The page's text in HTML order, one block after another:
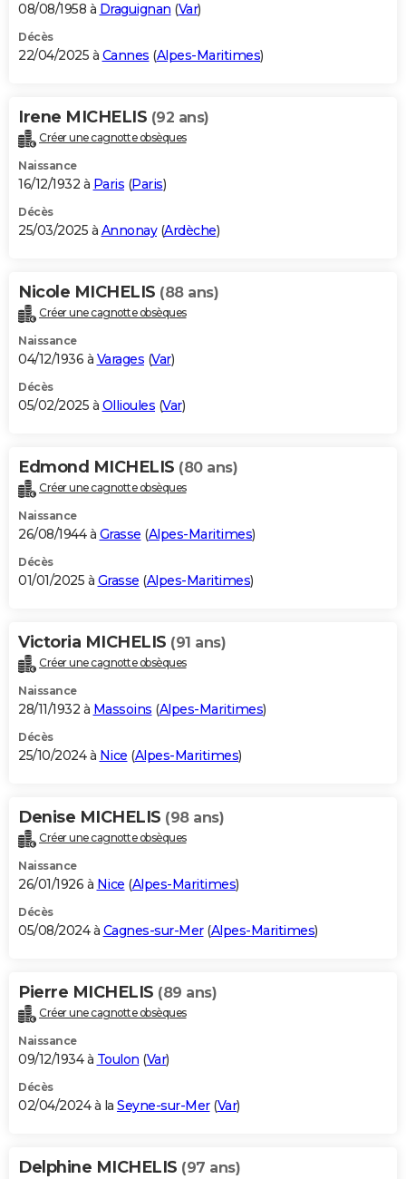
08/08/1958 à Draguignan (Var)
Décès
22/04/2025 à Cannes (Alpes-Maritimes)
Irene MICHELIS (92 ans)
Créer une cagnotte obsèques
Naissance
16/12/1932 à Paris (Paris)
Décès
25/03/2025 à Annonay(Ardèche)
Nicole MICHELIS (88 ans)
Créer une cagnotte obsèques
Naissance
04/12/1936 à Varages (Var)
Décès
05/02/2025 à Ollioules (Var)
Edmond MICHELIS (80 ans)
Créer une cagnotte obsèques
Naissance
26/08/1944 à Grasse (Alpes-Maritimes)
Décès
01/01/2025 à Grasse (Alpes-Maritimes)
Victoria MICHELIS (91 ans)
Créer une cagnotte obsèques
Naissance
28/11/1932 à Massoins (Alpes-Maritimes)
Décès
25/10/2024 à Nice (Alpes-Maritimes)
Denise MICHELIS (98 ans)
Créer une cagnotte obsèques
Naissance
26/01/1926 à Nice (Alpes-Maritimes)
Décès
05/08/2024 à Cagnes-sur-Mer(Alpes-Maritimes)
Pierre MICHELIS (89 ans)
Créer une cagnotte obsèques
Naissance
09/12/1934 à Toulon (Var)
Décès
02/04/2024 à la Seyne-sur-Mer(Var)
Delphine MICHELIS (97 ans)